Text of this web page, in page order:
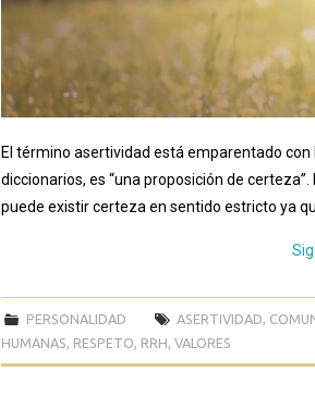
El término asertividad está emparentado con
diccionarios, es “una proposición de
puede existir certeza en sentido estricto ya
PERSONALIDAD ASERTIVIDAD
HUMANAS RESPETO RRH VALORES